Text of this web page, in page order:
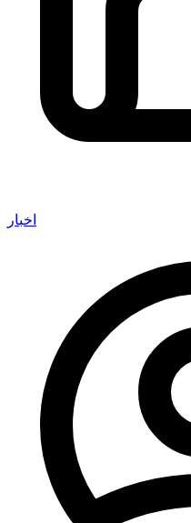
اخبار